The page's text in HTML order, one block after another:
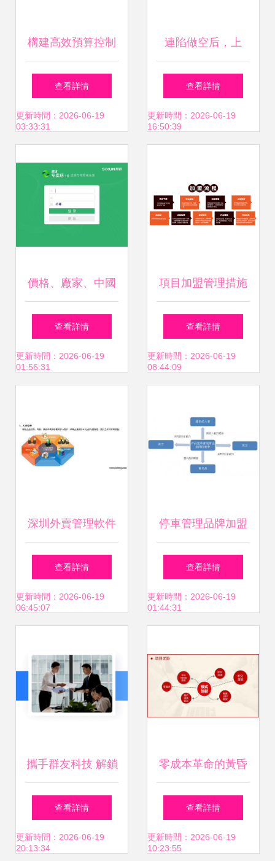
構建高效預算控制
中臺 計劃預算產品
架構設計與投資信
查看詳情
更新時間：2026-06-19
03:33:31
連陷做空后，上
市‘鴨脖三劍客’還能
絕地反擊嗎？
查看詳情
更新時間：2026-06-19
16:50:39
價格、廠家、中國
供應商與加盟管理
企業成功共贏的關
查看詳情
更新時間：2026-06-19
01:56:31
項目加盟管理措施
與企業加盟管理體
系構建
查看詳情
更新時間：2026-06-19
08:44:09
深圳外賣管理軟件
寶安、民治招商加
盟，點亮未來投資
查看詳情
更新時間：2026-06-19
06:45:07
停車管理品牌加盟
合作怎么選？波特
五力分析利與弊與
查看詳情
更新時間：2026-06-19
01:44:31
攜手群友科技 解鎖
私域流量推廣新藍
海，共創互聯網創
查看詳情
更新時間：2026-06-19
20:13:34
零成本革命的黃昏
與黎明 莆田無成本
加盟項目的商業模
查看詳情
更新時間：2026-06-19
10:23:55